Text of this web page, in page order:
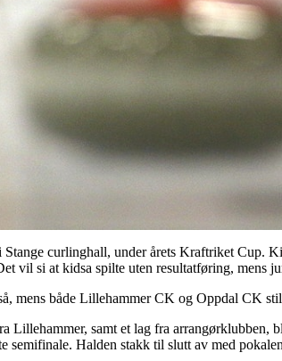
curlinghall, under årets Kraftriket Cup.
vil si at kidsa spilte uten resultatføring, mens
mens både Lillehammer CK og Oppdal CK
Lillehammer, samt et lag fra
semifinale. Halden stakk til slutt av med